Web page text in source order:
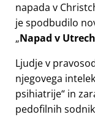
napada v
je spodbudilo
Napad v
Ljudje v
njegovega
psihiatrije in
pedofilnih